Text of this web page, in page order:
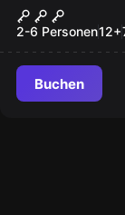
Wudang
2-6 Personen12+
Buchen